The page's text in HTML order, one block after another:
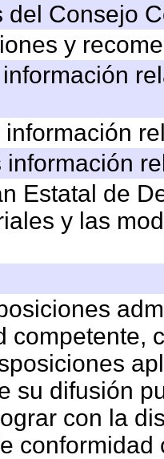
del Consejo
y
información
información
información
Estatal de
y las
competente,
su difusión
con la